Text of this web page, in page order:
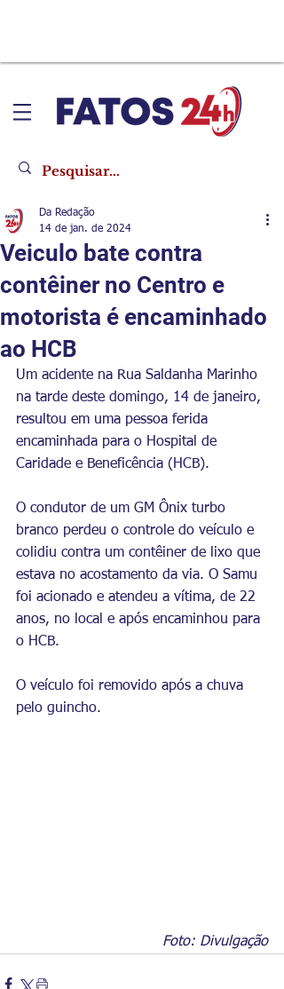
Veiculo bate contra
contêiner no Centro e
motorista é encaminhado
ao HCB
Da Redação
14 de jan. de 2024
Um acidente na Rua Saldanha Marinho
na tarde deste domingo, 14 de janeiro,
resultou em uma pessoa ferida
encaminhada para o Hospital de
Caridade e Beneficência (HCB).
O condutor de um GM Ônix turbo
branco perdeu o controle do veículo e
colidiu contra um contêiner de lixo que
estava no acostamento da via. O Samu
foi acionado e atendeu a vítima, de 22
anos, no local e após encaminhou para
o HCB.
O veículo foi removido após a chuva
pelo guincho.
Foto: Divulgação